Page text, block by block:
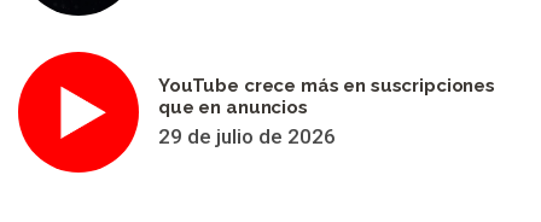
YouTube crece más en suscripciones
que en anuncios
29 de julio de 2026